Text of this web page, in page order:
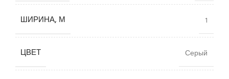
ШИРИНА, М 1
ЦВЕТ Серый